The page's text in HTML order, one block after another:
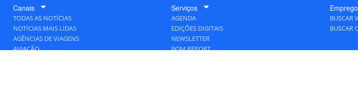
Canais
TODAS AS NOTÍCIAS
NOTÍCIAS MAIS LIDAS
AGÊNCIAS DE VIAGENS
AVIAÇÃO
Serviços
AGENDA
EDIÇÕES DIGITAIS
NEWSLETTER
BOM REPORT
BUSCAR
BUSCAR